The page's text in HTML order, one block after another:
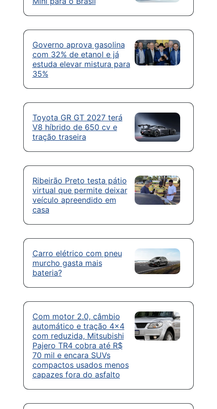
Governo aprova gasolina
com 32% de etanol e já
estuda elevar mistura para
35%
Toyota GR GT 2027 terá
V8 híbrido de 650 cv e
tração traseira
Ribeirão Preto testa pátio
virtual que permite deixar
veículo apreendido em
casa
Carro elétrico com pneu
murcho gasta mais
bateria?
Com motor 2.0, câmbio
automático e tração 4×4
com reduzida, Mitsubishi
Pajero TR4 cobra até R$
70 mil e encara SUVs
compactos usados menos
capazes fora do asfalto